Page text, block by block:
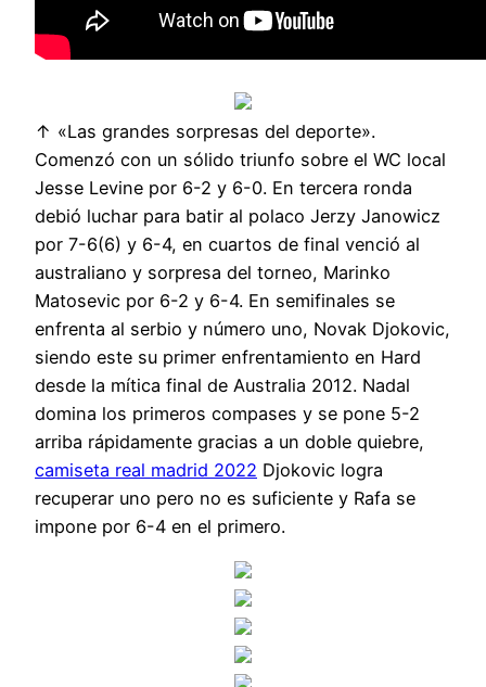
↑ «Las grandes sorpresas del deporte».
Comenzó con un sólido triunfo sobre el WC local
Jesse Levine por 6-2 y 6-0. En tercera ronda
debió luchar para batir al polaco Jerzy Janowicz
por 7-6(6) y 6-4, en cuartos de final venció al
australiano y sorpresa del torneo, Marinko
Matosevic por 6-2 y 6-4. En semifinales se
enfrenta al serbio y número uno, Novak Djokovic,
siendo este su primer enfrentamiento en Hard
desde la mítica final de Australia 2012. Nadal
domina los primeros compases y se pone 5-2
arriba rápidamente gracias a un doble quiebre,
camiseta real madrid 2022 Djokovic logra
recuperar uno pero no es suficiente y Rafa se
impone por 6-4 en el primero.